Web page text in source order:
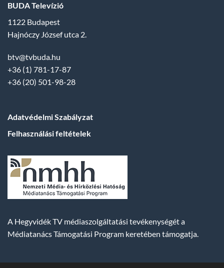
BUDA Televízió
1122 Budapest
Hajnóczy József utca 2.
btv@tvbuda.hu
+36 (1) 781-17-87
+36 (20) 501-98-28
Adatvédelmi Szabályzat
Felhasználási feltételek
A Hegyvidék TV médiaszolgáltatási tevékenységét a
Médiatanács Támogatási Program keretében támogatja.